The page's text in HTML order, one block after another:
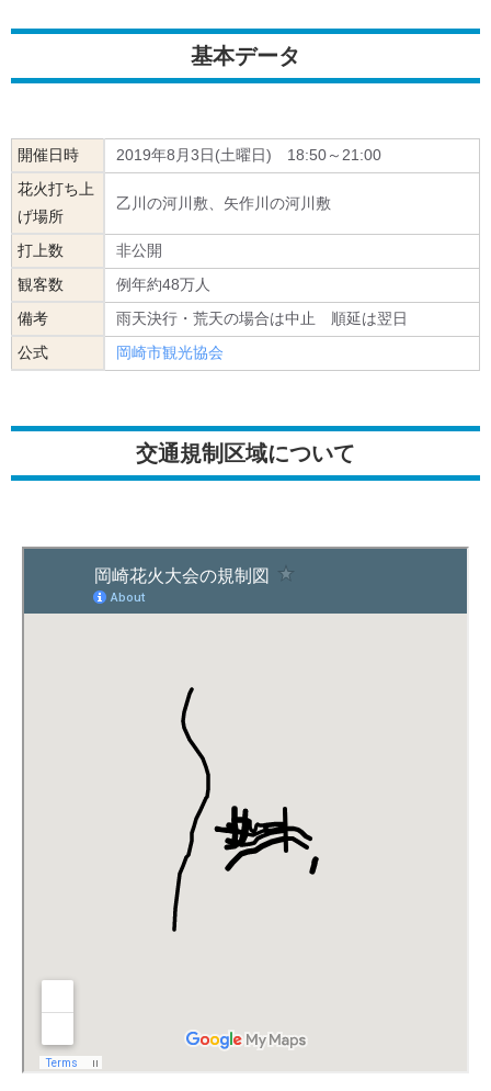
基本データ
開催日時
2019年8月3日(土曜日) 18:50～21:00
花火打ち上
げ場所
乙川の河川敷、矢作川の河川敷
打上数
非公開
観客数
例年約48万人
備考
雨天決行・荒天の場合は中止 順延は翌日
公式
岡崎市観光協会
交通規制区域について